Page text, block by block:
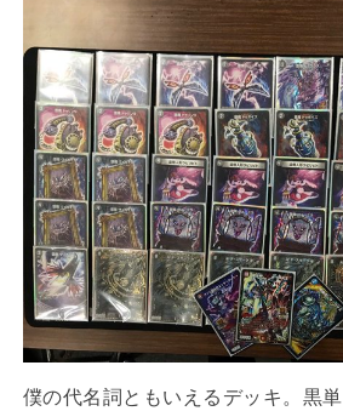
僕の代名詞ともいえるデッキ。黒